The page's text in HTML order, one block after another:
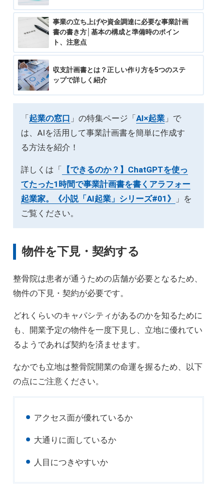
事業の立ち上げや資金調達に必要な事業計画
書の書き方│基本の構成と準備時のポイン
ト、注意点
収支計画書とは？正しい作り方を5つのステ
ップで詳しく紹介
「起業の窓口 」の特集ページ「AI×起業」で
は、AIを活用して事業計画書を簡単に作成す
る方法を紹介！
詳しくは「 【できるのか？】ChatGPTを使っ
てたった1時間で事業計画書を書くアラフォー
起業家。《小説「AI起業」シリーズ#01》
」を
ご覧ください。
物件を下見・契約する
整骨院は患者が通うための店舗が必要となるため、
物件の下見・契約が必要です。
どれくらいのキャパシティがあるのかを知るために
も、開業予定の物件を一度下見し、立地に優れてい
るようであれば契約を済ませます。
なかでも立地は整骨院開業の命運を握るため、以下
の点にご注意ください。
アクセス面が優れているか
大通りに面しているか
人目につきやすいか